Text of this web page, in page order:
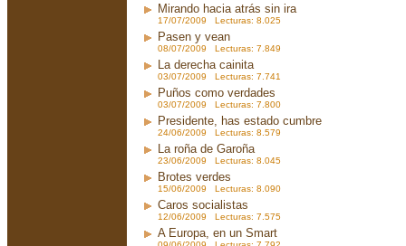
Mirando hacia atrás sin ira
17/07/2009 Lecturas: 8.025
Pasen y vean
08/07/2009 Lecturas: 7.849
La derecha cainita
03/07/2009 Lecturas: 7.741
Puños como verdades
03/07/2009 Lecturas: 7.800
Presidente, has estado cumbre
24/06/2009 Lecturas: 8.579
La roña de Garoña
23/06/2009 Lecturas: 8.045
Brotes verdes
15/06/2009 Lecturas: 8.090
Caros socialistas
12/06/2009 Lecturas: 7.575
A Europa, en un Smart